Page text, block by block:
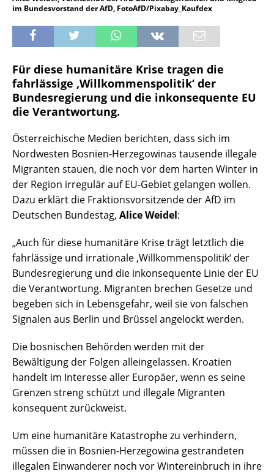
im Bundesvorstand der AfD, FotoAfD/Pixabay_Kaufdex
Für diese humanitäre Krise tragen die
fahrlässige ‚Willkommenspolitik‘ der
Bundesregierung und die inkonsequente EU
die Verantwortung.
Österreichische Medien berichten, dass sich im
Nordwesten Bosnien-Herzegowinas tausende illegale
Migranten stauen, die noch vor dem harten Winter in
der Region irregulär auf EU-Gebiet gelangen wollen.
Dazu erklärt die Fraktionsvorsitzende der AfD im
Deutschen Bundestag, Alice Weidel:
„Auch für diese humanitäre Krise trägt letztlich die
fahrlässige und irrationale ‚Willkommenspolitik‘ der
Bundesregierung und die inkonsequente Linie der EU
die Verantwortung. Migranten brechen Gesetze und
begeben sich in Lebensgefahr, weil sie von falschen
Signalen aus Berlin und Brüssel angelockt werden.
Die bosnischen Behörden werden mit der
Bewältigung der Folgen alleingelassen. Kroatien
handelt im Interesse aller Europäer, wenn es seine
Grenzen streng schützt und illegale Migranten
konsequent zurückweist.
Um eine humanitäre Katastrophe zu verhindern,
müssen die in Bosnien-Herzegowina gestrandeten
illegalen Einwanderer noch vor Wintereinbruch in ihre